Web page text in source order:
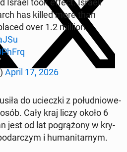
Israel took effect. Israeli
has killed more than
over 1.2 million
April 17, 2026
do uciecz­ki z po­łu­dnio­we­
Cały kraj liczy około 6
jest od lat po­grą­żo­ny w kry­
i hu­ma­ni­tar­nym.